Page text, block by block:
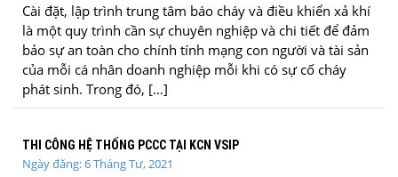
Cài đặt, lập trình trung tâm báo cháy và điều khiển xả khí
là một quy trình cần sự chuyên nghiệp và chi tiết để đảm
bảo sự an toàn cho chính tính mạng con người và tài sản
của mỗi cá nhân doanh nghiệp mỗi khi có sự cố cháy
phát sinh. Trong đó, […]
THI CÔNG HỆ THỐNG PCCC TẠI KCN VSIP
Ngày đăng: 6 Tháng Tư, 2021